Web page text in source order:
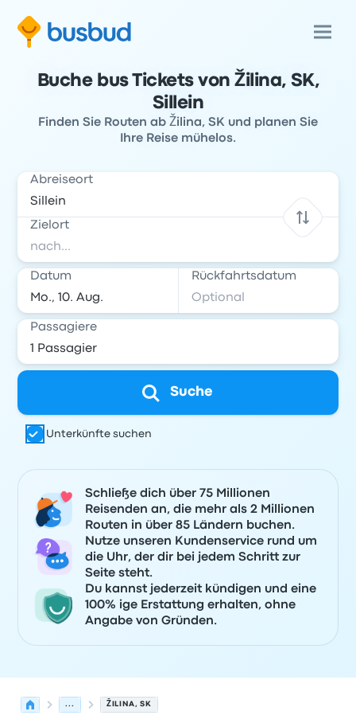
Buche bus Tickets von Žilina, SK,
Sillein
Finden Sie Routen ab Žilina, SK und planen Sie
Ihre Reise mühelos.
Abreiseort
Zielort
Datum Rückfahrtsdatum
Passagiere
Suche
Unterkünfte suchen
Schließe dich über 75 Millionen
Reisenden an, die mehr als 2 Millionen
Routen in über 85 Ländern buchen.
Nutze unseren Kundenservice rund um
die Uhr, der dir bei jedem Schritt zur
Seite steht.
Du kannst jederzeit kündigen und eine
100% ige Erstattung erhalten, ohne
Angabe von Gründen.
... ŽILINA, SK